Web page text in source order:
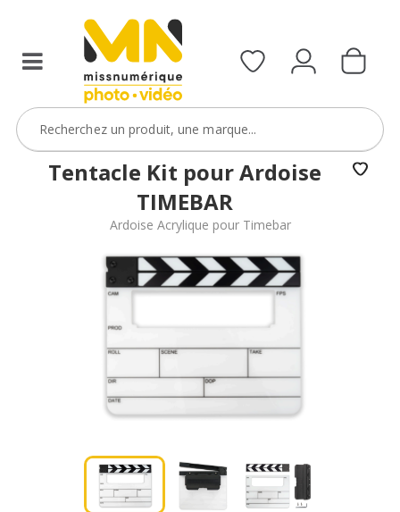
Tentacle Kit pour Ardoise
TIMEBAR
Ardoise Acrylique pour Timebar